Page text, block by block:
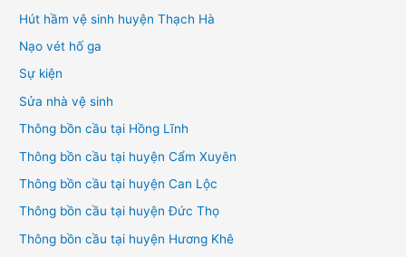
Hút hầm vệ sinh huyện Thạch Hà
Nạo vét hố ga
Sự kiện
Sửa nhà vệ sinh
Thông bồn cầu tại Hồng Lĩnh
Thông bồn cầu tại huyện Cẩm Xuyên
Thông bồn cầu tại huyện Can Lộc
Thông bồn cầu tại huyện Đức Thọ
Thông bồn cầu tại huyện Hương Khê